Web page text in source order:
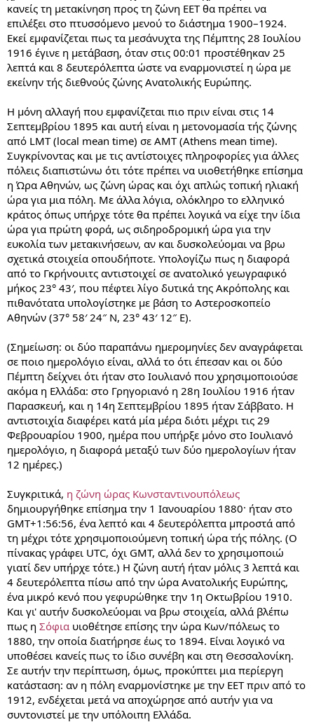
κανείς τη μετακίνηση προς τη ζώνη ΕΕΤ θα πρέπει να
επιλέξει στο πτυσσόμενο μενού το διάστημα 1900–1924.
Εκεί εμφανίζεται πως τα μεσάνυχτα της Πέμπτης 28 Ιουλίου
1916 έγινε η μετάβαση, όταν στις 00:01 προστέθηκαν 25
λεπτά και 8 δευτερόλεπτα ώστε να εναρμονιστεί η ώρα με
εκείνην τής διεθνούς ζώνης Ανατολικής Ευρώπης.
Η μόνη αλλαγή που εμφανίζεται πιο πριν είναι στις 14
Σεπτεμβρίου 1895 και αυτή είναι η μετονομασία τής ζώνης
από LMT (local mean time) σε AMT (Athens mean time).
Συγκρίνοντας και με τις αντίστοιχες πληροφορίες για άλλες
πόλεις διαπιστώνω ότι τότε πρέπει να υιοθετήθηκε επίσημα
η Ώρα Αθηνών, ως ζώνη ώρας και όχι απλώς τοπική ηλιακή
ώρα για μια πόλη. Με άλλα λόγια, ολόκληρο το ελληνικό
κράτος όπως υπήρχε τότε θα πρέπει λογικά να είχε την ίδια
ώρα για πρώτη φορά, ως σιδηροδρομική ώρα για την
ευκολία των μετακινήσεων, αν και δυσκολεύομαι να βρω
σχετικά στοιχεία οπουδήποτε. Υπολογίζω πως η διαφορά
από το Γκρήνουιτς αντιστοιχεί σε ανατολικό γεωγραφικό
μήκος 23° 43′, που πέφτει λίγο δυτικά της Ακρόπολης και
πιθανότατα υπολογίστηκε με βάση το Αστεροσκοπείο
Αθηνών (37° 58′ 24″ N, 23° 43′ 12″ E).
(Σημείωση: οι δύο παραπάνω ημερομηνίες δεν αναγράφεται
σε ποιο ημερολόγιο είναι, αλλά το ότι έπεσαν και οι δύο
Πέμπτη δείχνει ότι ήταν στο Ιουλιανό που χρησιμοποιούσε
ακόμα η Ελλάδα: στο Γρηγοριανό η 28η Ιουλίου 1916 ήταν
Παρασκευή, και η 14η Σεπτεμβρίου 1895 ήταν Σάββατο. Η
αντιστοιχία διαφέρει κατά μία μέρα διότι μέχρι τις 29
Φεβρουαρίου 1900, ημέρα που υπήρξε μόνο στο Ιουλιανό
ημερολόγιο, η διαφορά μεταξύ των δύο ημερολογίων ήταν
12 ημέρες.)
Συγκριτικά, η ζώνη ώρας Κωνσταντινουπόλεως
δημιουργήθηκε επίσημα την 1 Ιανουαρίου 1880· ήταν στο
GMT+1:56:56, ένα λεπτό και 4 δευτερόλεπτα μπροστά από
τη μέχρι τότε χρησιμοποιούμενη τοπική ώρα τής πόλης. (Ο
πίνακας γράφει UTC, όχι GMT, αλλά δεν το χρησιμοποιώ
γιατί δεν υπήρχε τότε.) Η ζώνη αυτή ήταν μόλις 3 λεπτά και
4 δευτερόλεπτα πίσω από την ώρα Ανατολικής Ευρώπης,
ένα μικρό κενό που γεφυρώθηκε την 1η Οκτωβρίου 1910.
Και γι' αυτήν δυσκολεύομαι να βρω στοιχεία, αλλά βλέπω
πως η Σόφια υιοθέτησε επίσης την ώρα Κων/πόλεως το
1880, την οποία διατήρησε έως το 1894. Είναι λογικό να
υποθέσει κανείς πως το ίδιο συνέβη και στη Θεσσαλονίκη.
Σε αυτήν την περίπτωση, όμως, προκύπτει μια περίεργη
κατάσταση: αν η πόλη εναρμονίστηκε με την ΕΕΤ πριν από το
1912, ενδέχεται μετά να αποχώρησε από αυτήν για να
συντονιστεί με την υπόλοιπη Ελλάδα.